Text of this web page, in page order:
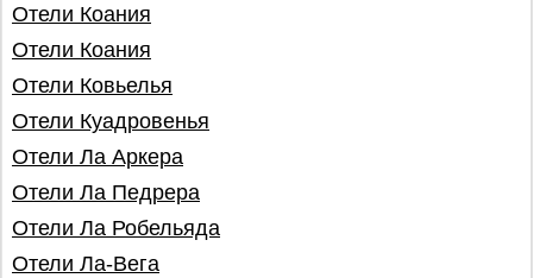
Отели Коания
Отели Коания
Отели Ковьелья
Отели Куадровенья
Отели Ла Аркера
Отели Ла Педрера
Отели Ла Робельяда
Отели Ла-Вега